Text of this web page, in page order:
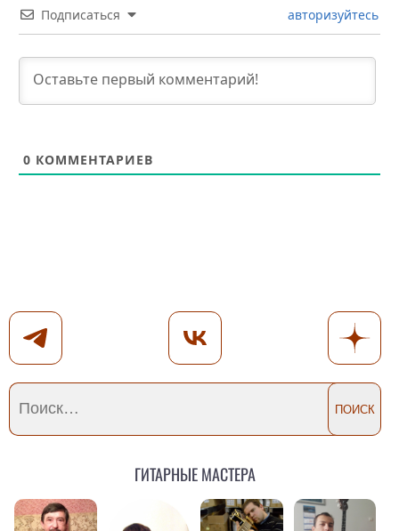
Подписаться авторизуйтесь
0 КОММЕНТАРИЕВ
Гитарные мастера